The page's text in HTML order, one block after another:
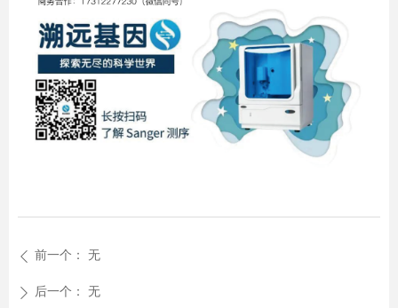
ꄴ 前一个： 无
ꄲ 后一个： 无